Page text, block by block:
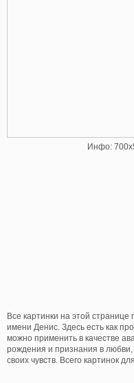
Инфо:
Все картинки на этой
имени Денис. Здесь есть как
можно применить в качестве
рождения и признания в
своих чувств. Всего картинок